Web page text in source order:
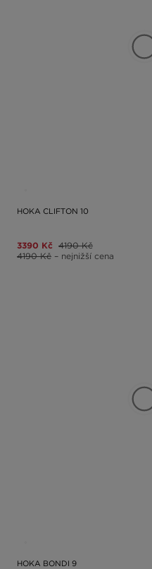
HOKA CLIFTON 10
3390 Kč 4190 Kč
4190 Kč – nejnižší cena
HOKA BONDI 9